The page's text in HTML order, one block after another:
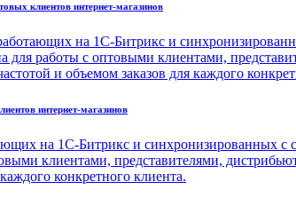
клиентов интернет-магазинов
на 1С-Битрикс и
для работы с оптовыми клиентами,
и объемом заказов для каждого
интернет-магазинов
на 1С-Битрикс и синхронизированных с
клиентами, представителями,
конкретного клиента.